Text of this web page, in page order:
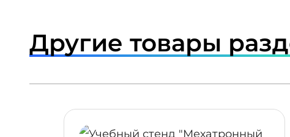
Другие товары
ПОДРОБНЕЕ